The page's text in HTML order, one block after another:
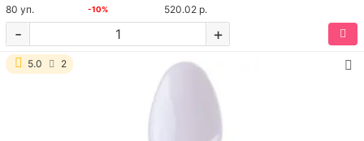
80 уп.
-10% 520.02 р.
+
-
5.0 2